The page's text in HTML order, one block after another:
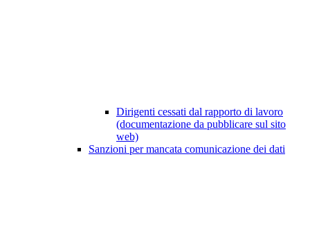
Dirigenti cessati dal rapporto di lavoro
(documentazione da pubblicare sul sito
web)
Sanzioni per mancata comunicazione dei dati